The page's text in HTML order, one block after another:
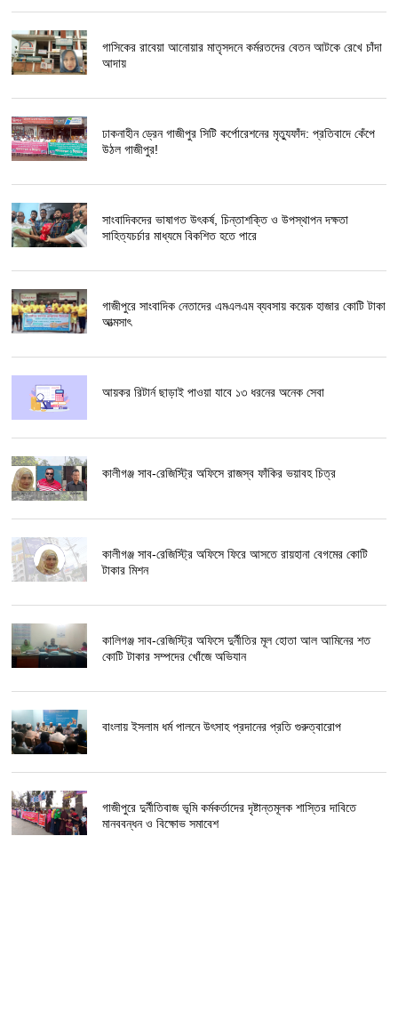
গাসিকের রাবেয়া আনোয়ার মাতৃসদনে কর্মরতদের বেতন আটকে রেখে চাঁদা
আদায়
ঢাকনাহীন ড্রেন গাজীপুর সিটি কর্পোরেশনের মৃত্যুফাঁদ: প্রতিবাদে কেঁপে
উঠল গাজীপুর!
সাংবাদিকদের ভাষাগত উৎকর্ষ, চিন্তাশক্তি ও উপস্থাপন দক্ষতা
সাহিত্যচর্চার মাধ্যমে বিকশিত হতে পারে
গাজীপুরে সাংবাদিক নেতাদের এমএলএম ব্যবসায় কয়েক হাজার কোটি টাকা
আত্মসাৎ
আয়কর রিটার্ন ছাড়াই পাওয়া যাবে ১৩ ধরনের অনেক সেবা
কালীগঞ্জ সাব-রেজিস্ট্রি অফিসে রাজস্ব ফাঁকির ভয়াবহ চিত্র
কালীগঞ্জ সাব-রেজিস্ট্রি অফিসে ফিরে আসতে রায়হানা বেগমের কোটি
টাকার মিশন
কালিগঞ্জ সাব-রেজিস্ট্রি অফিসে দুর্নীতির মূল হোতা আল আমিনের শত
কোটি টাকার সম্পদের খোঁজে অভিযান
বাংলায় ইসলাম ধর্ম পালনে উৎসাহ প্রদানের প্রতি গুরুত্বারোপ
গাজীপুরে দুর্নীতিবাজ ভূমি কর্মকর্তাদের দৃষ্টান্তমূলক শাস্তির দাবিতে
মানববন্ধন ও বিক্ষোভ সমাবেশ